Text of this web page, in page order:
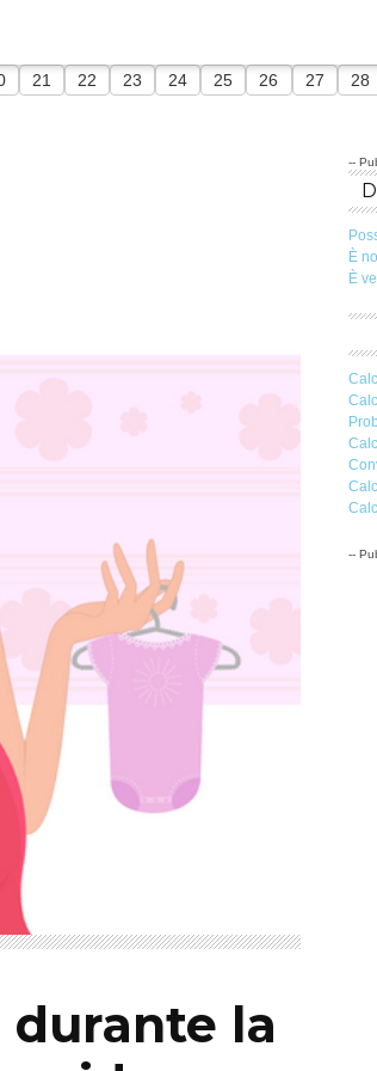
21 22 23 24 25 26 27 28
la
--
È
È
--